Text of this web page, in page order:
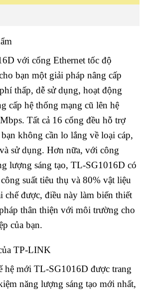
với cổng Ethernet tốc độ
bạn một giải pháp nâng cấp
thấp, dễ sử dụng, hoạt động
cấp hệ thống mạng cũ lên hệ
Tất cả 16 cổng đều hỗ trợ
không cần lo lắng về loại cáp,
sử dụng. Hơn nữa, với công
lượng sáng tạo, TL-SG1016D có
suất tiêu thụ và 80% vật liệu
chế được, điều này làm biến thiết
thân thiện với môi trường cho
của bạn.
TP-LINK
hệ mới TL-SG1016D được trang
năng lượng sáng tạo mới nhất,